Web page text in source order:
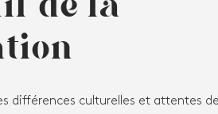
différences culturelles et attentes